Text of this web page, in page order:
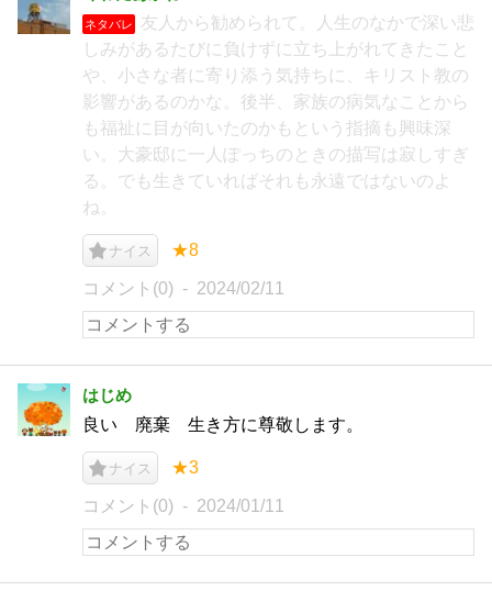
ネタバレ
友人から勧められて。人生のなかで深い悲
しみがあるたびに負けずに立ち上がれてきたこと
や、小さな者に寄り添う気持ちに、キリスト教の
影響があるのかな。後半、家族の病気なことから
も福祉に目が向いたのかもという指摘も興味深
い。大豪邸に一人ぽっちのときの描写は寂しすぎ
る。でも生きていればそれも永遠ではないのよ
ね。
ナイス ★8
コメント(0) 2024/02/11
はじめ
良い 廃棄 生き方に尊敬します。
ナイス ★3
コメント(0) 2024/01/11